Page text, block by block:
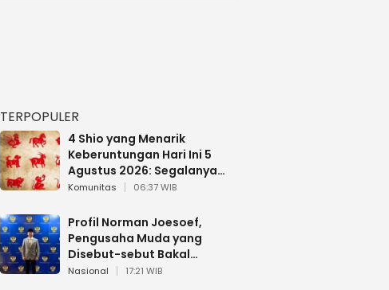
TERPOPULER
4 Shio yang Menarik
Keberuntungan Hari Ini 5
Agustus 2026: Segalanya
Berjalan Lancar
Komunitas 06:37 WIB
Profil Norman Joesoef,
Pengusaha Muda yang
Disebut-sebut Bakal
Dilantik Jadi Wamenhan RI
Nasional 17:21 WIB